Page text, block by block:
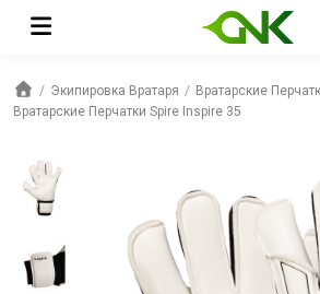
Экипировка Вратаря
Вратарские
Вратарские Перчатки Spire Inspire 35